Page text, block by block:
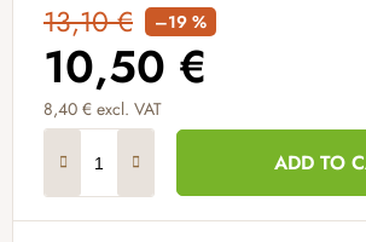
13,10 € –19 %
10,50 €
8,40 € excl. VAT
ADD TO